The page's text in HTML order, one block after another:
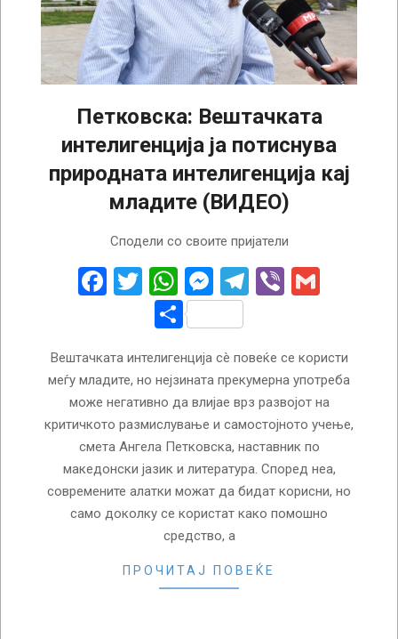
Петковска: Вештачката
интелигенција ја потиснува
природната интелигенција кај
младите (ВИДЕО)
Сподели со своите пријатели
Facebook
Twitter
WhatsApp
Messenger
Telegram
Viber
Share
Вештачката интелигенција сè повеќе се користи
меѓу младите, но нејзината прекумерна употреба
може негативно да влијае врз развојот на
критичкото размислување и самостојното учење,
смета Ангела Петковска, наставник по
македонски јазик и литература. Според неа,
современите алатки можат да бидат корисни, но
само доколку се користат како помошно
средство, а
ПРОЧИТАЈ ПОВЕЌЕ